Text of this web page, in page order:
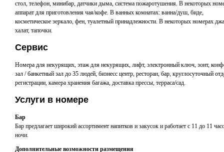
стол, телефон, минибар, датчики дыма, система пожаротушения. В некоторых
аппарат для приготовления чая/кофе. В ванных комнатах: ванна/душ, биде,
косметическое зеркало, фен, туалетный принадлежности. В некоторых номерах
халат, тапочки.
Сервис
Номера для некурящих, этаж для некурящих, лифт, электронный ключ, зонт,
зал / банкетный зал до 35 людей, бизнесс центр, ресторан, бар, круглосуточный
регистрации, камера хранения багажа, доставка прессы, терраса/сад.
Услуги в номере
Бар
Бар предлагает широкий ассортимент напитков и закусок и работает с 11 до 11
ночи.
Дополнительные возможности размещения